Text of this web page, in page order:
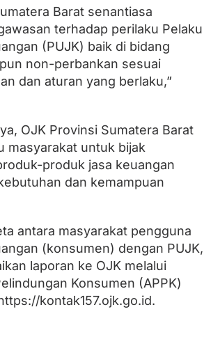
Barat senantiasa
terhadap perilaku Pelaku
(PUJK) baik di bidang
non-perbankan sesuai
dan aturan yang berlaku,”
OJK Provinsi Sumatera Barat
masyarakat untuk bijak
produk jasa keuangan
dan kemampuan
antara masyarakat pengguna
(konsumen) dengan PUJK,
laporan ke OJK melalui
Konsumen (APPK)
kontak157.ojk.go.id.